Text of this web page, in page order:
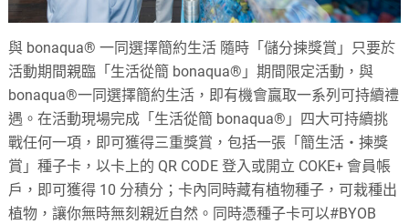
與 bonaqua® 一同選擇簡約生活 隨時「儲分揀獎賞」只要於
活動期間親臨「生活從簡 bonaqua®」期間限定活動，與
bonaqua®一同選擇簡約生活，即有機會贏取一系列可持續禮
遇。在活動現場完成「生活從簡 bonaqua®」四大可持續挑
戰任何一項，即可獲得三重獎賞，包括一張「簡生活‧揀獎
賞」種子卡，以卡上的 QR CODE 登入或開立 COKE+ 會員帳
戶，即可獲得 10 分積分；卡內同時藏有植物種子，可栽種出
植物，讓你無時無刻親近自然。同時憑種子卡可以#BYOB